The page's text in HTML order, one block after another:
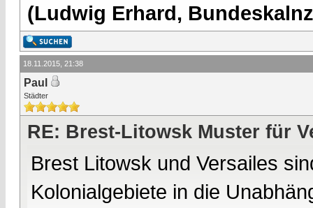
(Ludwig Erhard,
18.11.2015, 21:38
Paul
Städter
RE: Brest-Litowsk Muster für
Brest Litowsk und Versailes
Kolonialgebiete in die